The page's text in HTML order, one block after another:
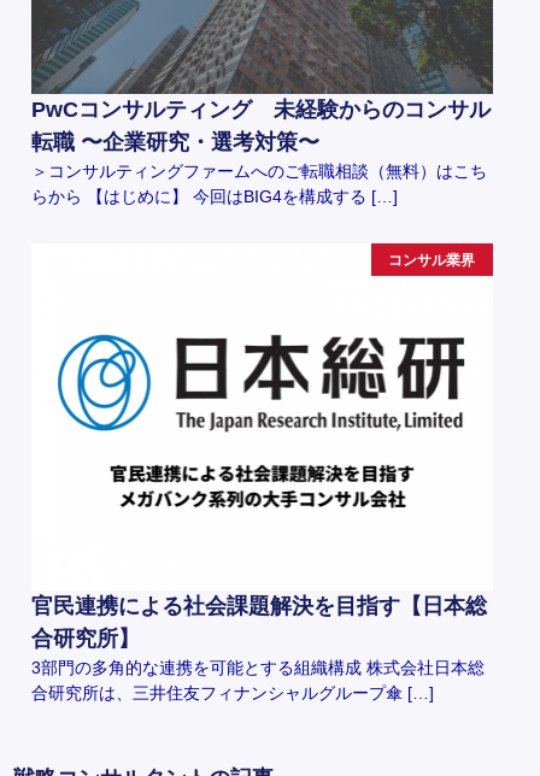
PwCコンサルティング 未経験からのコンサル
転職 〜企業研究・選考対策〜
＞コンサルティングファームへのご転職相談（無料）はこち
らから 【はじめに】 今回はBIG4を構成する […]
コンサル業界
官民連携による社会課題解決を目指す【日本総
合研究所】
3部門の多角的な連携を可能とする組織構成 株式会社日本総
合研究所は、三井住友フィナンシャルグループ傘 […]